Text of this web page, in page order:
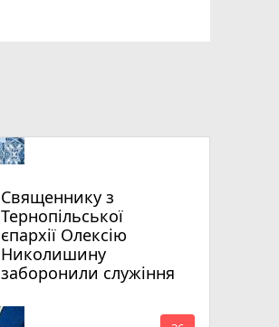
Священнику з
Тернопільської
єпархії Олексію
Николишину
заборонили служіння